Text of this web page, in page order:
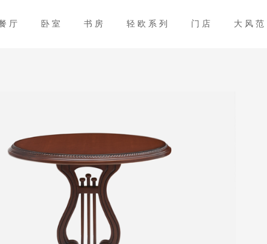
厅 卧室 书房 轻欧系列 门店 大风范